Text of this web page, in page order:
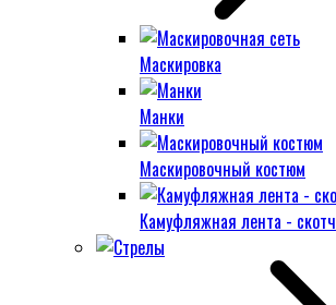
Маскировка
Манки
Маскировочный костюм
Камуфляжная лента - скотч